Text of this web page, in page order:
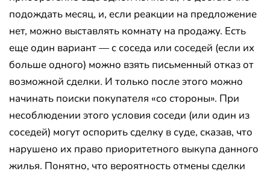
подождать месяц, и, если реакции на предложение
нет, можно выставлять комнату на продажу. Есть
еще один вариант — с соседа или соседей (если их
больше одного) можно взять письменный отказ от
возможной сделки. И только после этого можно
начинать поиски покупателя «со стороны». При
несоблюдении этого условия соседи (или один из
соседей) могут оспорить сделку в суде, сказав, что
нарушено их право приоритетного выкупа данного
жилья. Понятно, что вероятность отмены сделки